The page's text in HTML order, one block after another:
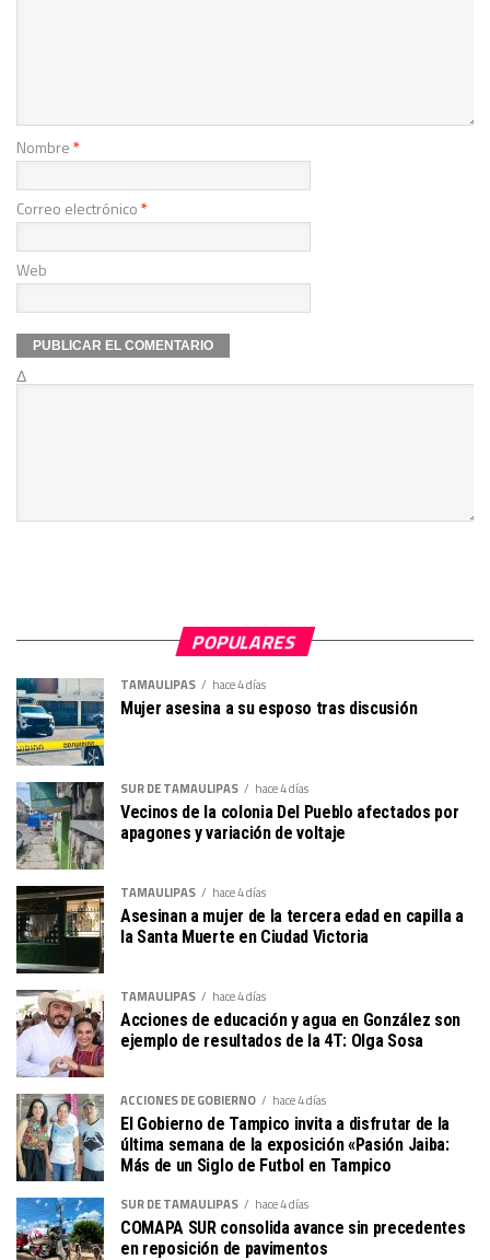
Nombre*
Correo electrónico*
Web
Δ
POPULARES
TAMAULIPAS hace 4 días
Mujer asesina a su esposo tras discusión
SUR DE TAMAULIPAS hace 4 días
Vecinos de la colonia Del Pueblo afectados por
apagones y variación de voltaje
TAMAULIPAS hace 4 días
Asesinan a mujer de la tercera edad en capilla a
la Santa Muerte en Ciudad Victoria
TAMAULIPAS hace 4 días
Acciones de educación y agua en González son
ejemplo de resultados de la 4T: Olga Sosa
ACCIONES DE GOBIERNO hace 4 días
El Gobierno de Tampico invita a disfrutar de la
última semana de la exposición «Pasión Jaiba:
Más de un Siglo de Futbol en Tampico
SUR DE TAMAULIPAS hace 4 días
COMAPA SUR consolida avance sin precedentes
en reposición de pavimentos